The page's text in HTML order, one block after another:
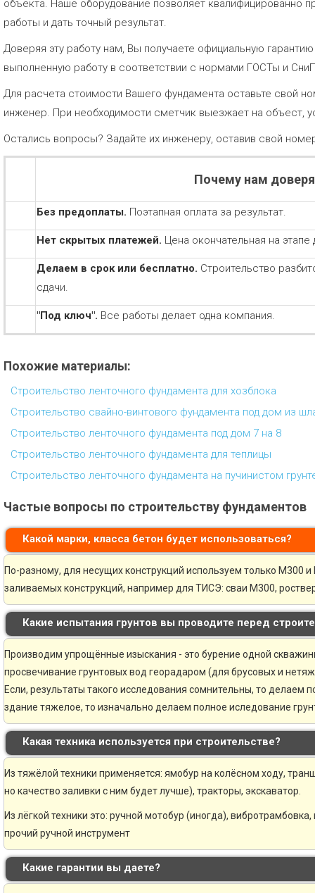
объекта. Наше оборудование позволяет квалифицированно
работы и дать точный результат.
Доверяя эту работу нам, Вы получаете официальную
выполненную работу в соответствии с нормами ГОСТы и
Для расчета стоимости Вашего фундамента оставьте свой
инженер. При необходимости сметчик выезжает на объест,
Остались вопросы? Задайте их инженеру, оставив свой
Почему нам
Без предоплаты. Поэтапная оплата за результат.
Нет скрытых платежей. Цена окончательная на этапе
Делаем в срок или бесплатно. Строительство
сдачи.
"Под ключ". Все работы делает одна компания.
Похожие материалы:
Строительство ленточного фундамента для хозблока
Строительство свайно-винтового фундамента под дом из
Строительство ленточного фундамента под дом 7 на 8
Строительство ленточного фундамента для теплицы
Строительство ленточного фундамента на пучинистом
Частые вопросы по строительству фундаментов
Какой марки, класса бетон будет использоваться?
По-разному, для несущих конструкций используем только М300
заливаемых конструкций, например для ТИСЭ: сваи М300,
Какие испытания грунтов вы проводите перед
Производим упрощённые изыскания - это бурение одной
просвечивание грунтовых вод георадаром (для брусовых и
Если, результаты такого исследования сомнительны, то делаем
здание тяжелое, то изначально делаем полное иследование
Какая техника используется при строительстве?
Из тяжёлой техники применяется: ямобур на колёсном ходу,
но качество заливки с ним будет лучше), тракторы, экскаватор.
Из лёгкой техники это: ручной мотобур (иногда),
прочий ручной инструмент
Какие гарантии вы даете?